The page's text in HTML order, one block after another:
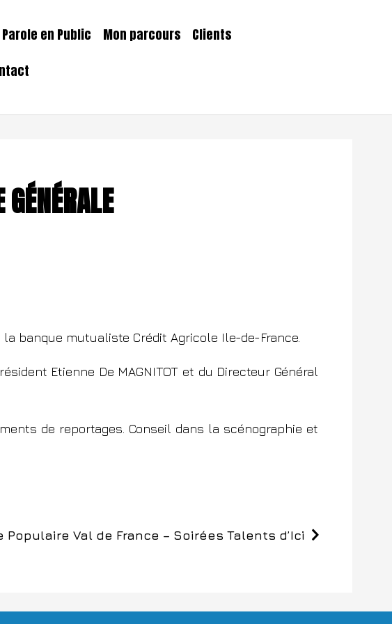
en Public Mon parcours
Clients
la banque mutualiste Crédit Agricole Ile-de-France
Etienne De MAGNITOT et du Directeur Général
de reportages. Conseil dans la scénographie et
Populaire Val de France – Soirées Talents d’Ici